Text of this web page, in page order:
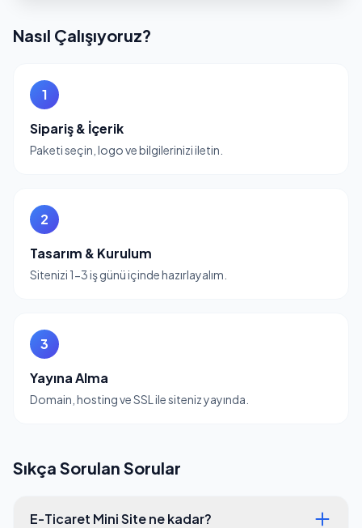
Nasıl Çalışıyoruz?
1
Sipariş & İçerik
Paketi seçin, logo ve bilgilerinizi iletin.
2
Tasarım & Kurulum
Sitenizi 1-3 iş günü içinde hazırlayalım.
3
Yayına Alma
Domain, hosting ve SSL ile siteniz yayında.
Sıkça Sorulan Sorular
E-Ticaret Mini Site ne kadar?